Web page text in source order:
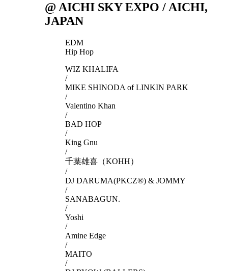
@ AICHI SKY EXPO / AICHI,
JAPAN
EDM
Hip Hop
WIZ KHALIFA
/
MIKE SHINODA of LINKIN PARK
/
Valentino Khan
/
BAD HOP
/
King Gnu
/
千葉雄喜（KOHH）
/
DJ DARUMA(PKCZ®) & JOMMY
/
SANABAGUN.
/
Yoshi
/
Amine Edge
/
MAITO
/